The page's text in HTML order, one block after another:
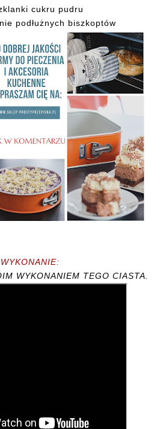
cukru pudru
podłużnych biszkoptów
WYKONANIE:
WYKONANIEM TEGO CIASTA.